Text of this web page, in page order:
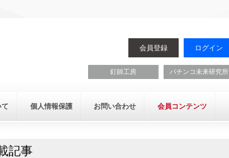
会員登録 ログイン
釘師工房 パチンコ未来研究所
個人情報保護 お問い合わせ 会員コンテンツ
記事